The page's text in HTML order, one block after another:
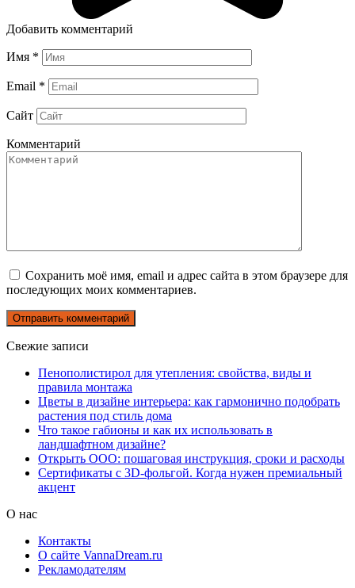
Добавить комментарий
Имя *
Email *
Сайт
Комментарий
Сохранить моё имя, email и адрес сайта в этом браузере для
последующих моих комментариев.
Свежие записи
Пенополистирол для утепления: свойства, виды и
правила монтажа
Цветы в дизайне интерьера: как гармонично подобрать
растения под стиль дома
Что такое габионы и как их использовать в
ландшафтном дизайне?
Открыть ООО: пошаговая инструкция, сроки и расходы
Сертификаты с 3D-фольгой. Когда нужен премиальный
акцент
О нас
Контакты
О сайте VannaDream.ru
Рекламодателям